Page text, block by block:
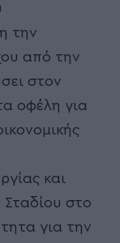
την
από την
στον
οφέλη για
και
Σταδίου στο
για την